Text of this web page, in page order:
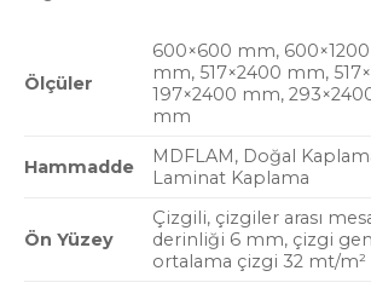
Ölçüler
600×600 mm, 600×1200
mm, 517×2400 mm,
197×2400 mm,
mm
Hammadde
MDFLAM, Doğal
Laminat Kaplama
Ön Yüzey
Çizgili, çizgiler arası
derinliği 6 mm, çizgi
ortalama çizgi 32 mt/m²